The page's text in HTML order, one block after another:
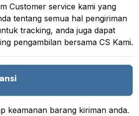
Customer service kami yang
tentang semua hal pengiriman
tracking, anda juga dapat
pengambilan bersama CS Kami.
keamanan barang kiriman anda.